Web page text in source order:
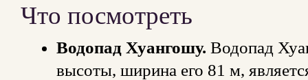
Что посмотреть
Водопад Хуангошу. Водопад
высоты, ширина его 81 м,